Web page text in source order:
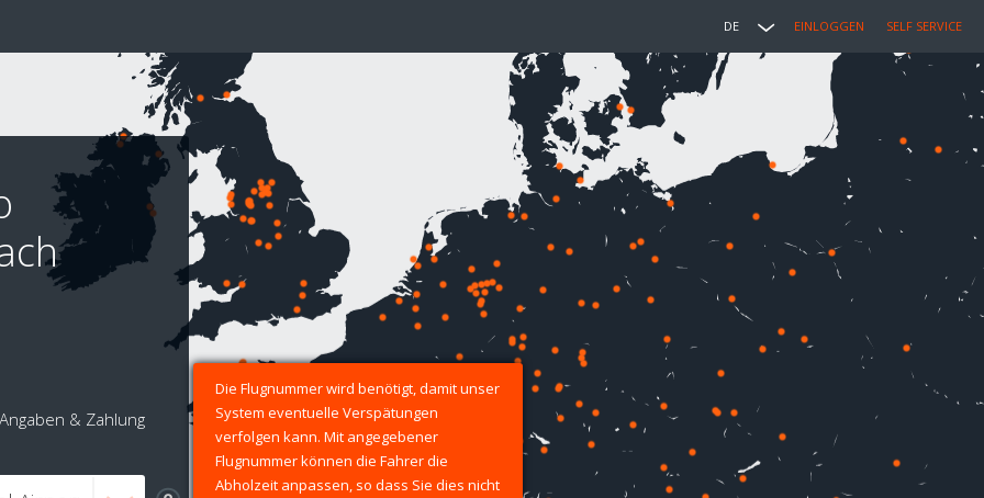
DE EINLOGGEN SELF SERVICE
& Zahlung
Die Flugnummer wird benötigt, damit unser
System eventuelle Verspätungen
verfolgen kann. Mit angegebener
Flugnummer können die Fahrer die
Abholzeit anpassen, so dass Sie dies nicht